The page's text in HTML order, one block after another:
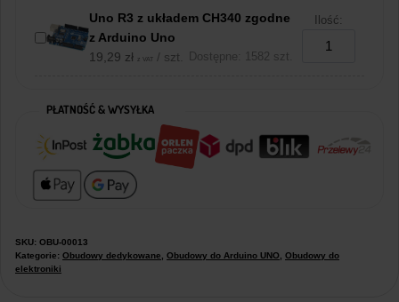
Uno R3 z układem CH340 zgodne
z Arduino Uno
19,29 zł z VAT / szt. Dostępne: 1582 szt.
Ilość:
PŁATNOŚĆ & WYSYŁKA
SKU: OBU-00013
Kategorie: Obudowy dedykowane Obudowy do Arduino UNO
Obudowy do
elektroniki